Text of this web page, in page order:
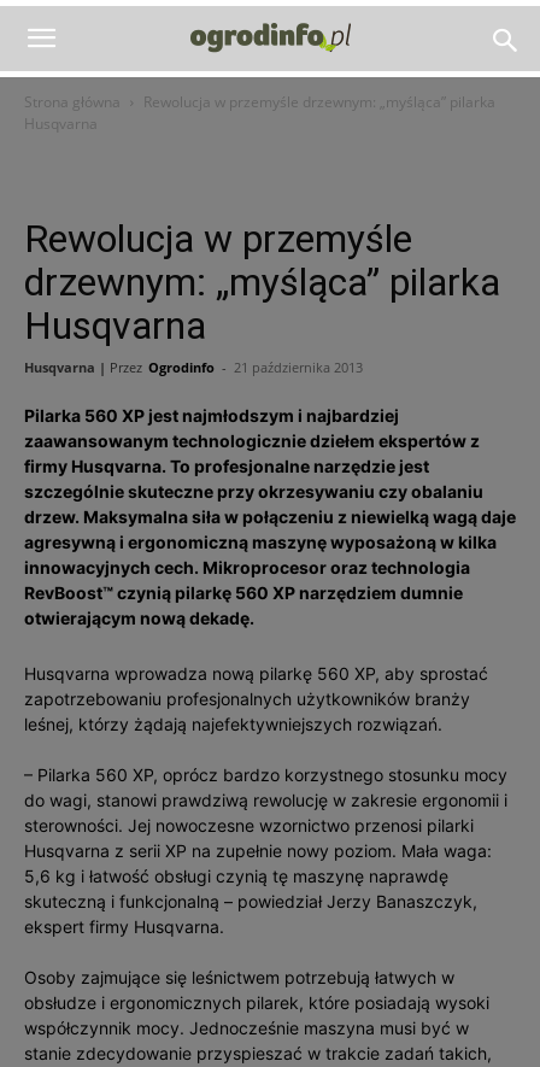
Strona główna
Rewolucja w przemyśle drzewnym: „myśląca” pilarka
Husqvarna
Rewolucja w przemyśle
drzewnym: „myśląca” pilarka
Husqvarna
Husqvarna | Przez Ogrodinfo - 21 października 2013
Pilarka 560 XP jest najmłodszym i najbardziej
zaawansowanym technologicznie dziełem ekspertów z
firmy Husqvarna. To profesjonalne narzędzie jest
szczególnie skuteczne przy okrzesywaniu czy obalaniu
drzew. Maksymalna siła w połączeniu z niewielką wagą daje
agresywną i ergonomiczną maszynę wyposażoną w kilka
innowacyjnych cech. Mikroprocesor oraz technologia
RevBoost™ czynią pilarkę 560 XP narzędziem dumnie
otwierającym nową dekadę.
Husqvarna wprowadza nową pilarkę 560 XP, aby sprostać
zapotrzebowaniu profesjonalnych użytkowników branży
leśnej, którzy żądają najefektywniejszych rozwiązań.
– Pilarka 560 XP, oprócz bardzo korzystnego stosunku mocy
do wagi, stanowi prawdziwą rewolucję w zakresie ergonomii i
sterowności. Jej nowoczesne wzornictwo przenosi pilarki
Husqvarna z serii XP na zupełnie nowy poziom. Mała waga:
5,6 kg i łatwość obsługi czynią tę maszynę naprawdę
skuteczną i funkcjonalną – powiedział Jerzy Banaszczyk,
ekspert firmy Husqvarna.
Osoby zajmujące się leśnictwem potrzebują łatwych w
obsłudze i ergonomicznych pilarek, które posiadają wysoki
współczynnik mocy. Jednocześnie maszyna musi być w
stanie zdecydowanie przyspieszać w trakcie zadań takich,